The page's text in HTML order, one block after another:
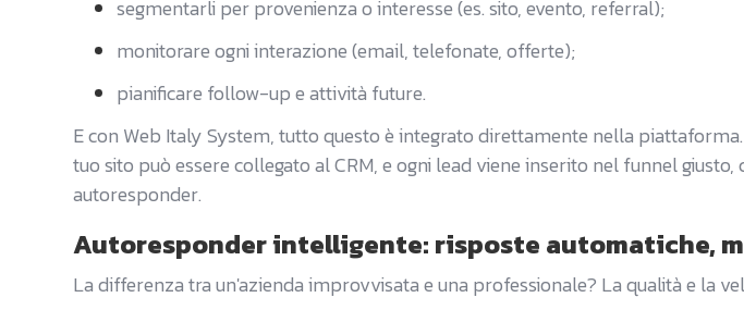
segmentarli per provenienza o interesse (es. sito, evento, referral);
monitorare ogni interazione (email, telefonate, offerte);
pianificare follow-up e attività future.
E con Web Italy System, tutto questo è integrato direttamente nella
tuo sito può essere collegato al CRM, e ogni lead viene inserito nel funnel giusto,
autoresponder.
Autoresponder intelligente: risposte automatiche,
La differenza tra un'azienda improvvisata e una professionale? La qualità e la